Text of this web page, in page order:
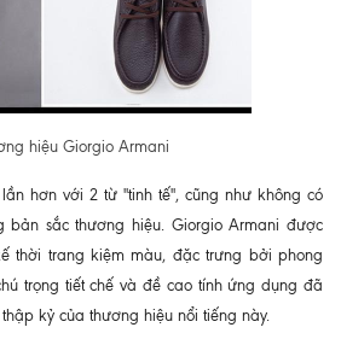
hiệu Giorgio Armani
hơn với 2 từ "tinh tế", cũng như không có
bản sắc thương hiệu. Giorgio Armani được
thời trang kiệm màu, đặc trưng bởi phong
trọng tiết chế và đề cao tính ứng dụng đã
kỷ của thương hiệu nổi tiếng này.